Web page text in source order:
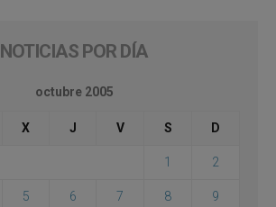
NOTICIAS POR DÍA
octubre 2005
X J V S D
1 2
5 6 7 8 9